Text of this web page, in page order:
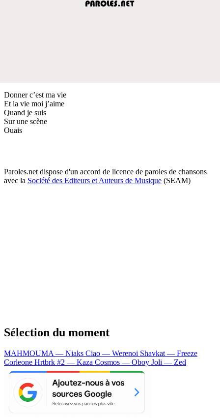
Donner c’est ma vie
Et la vie moi j’aime
Quand je suis
Sur une scène
Ouais
Paroles.net dispose d'un accord de licence de paroles de chansons
avec la Société des Editeurs et Auteurs de Musique (SEAM)
Sélection du moment
MAHMOUMA — Niaks Ciao — Werenoi Shavkat — Freeze
Corleone Hrtbrk #2 — Kaza Cosmos — Oboy Joli — Zed